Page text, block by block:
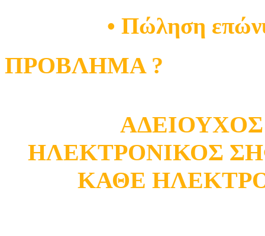
• Πώληση
ΠΡΟΒΛΗΜΑ ?
ΗΛΕΚΤΡΟΝΙΚΟΣ
ΚΑΘΕ